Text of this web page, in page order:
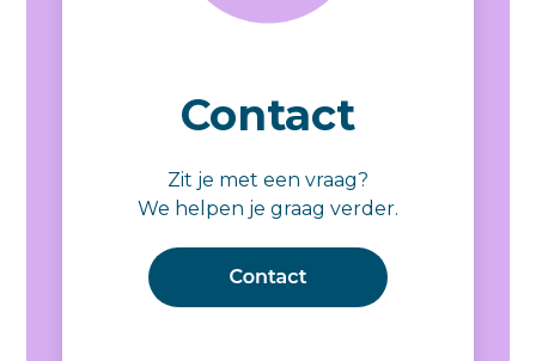
Contact
Zit je met een vraag?
We helpen je graag verder.